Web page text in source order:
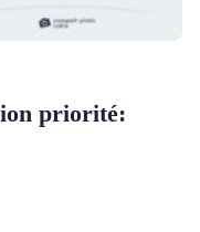
priorité: